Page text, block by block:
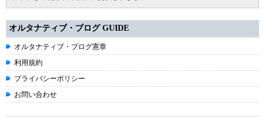
オルタナティブ・ブログ GUIDE
オルタナティブ・ブログ憲章
利用規約
プライバシーポリシー
お問い合わせ